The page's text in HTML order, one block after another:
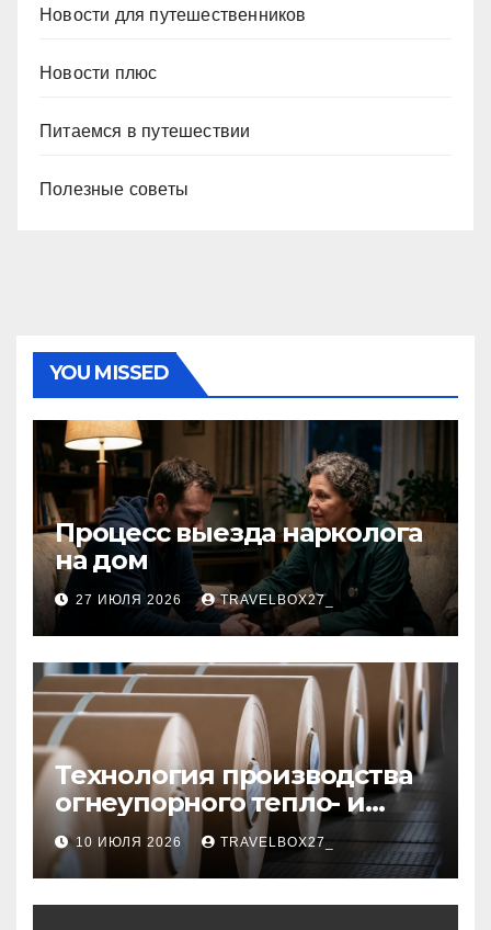
Новости для путешественников
Новости плюс
Питаемся в путешествии
Полезные советы
YOU MISSED
Процесс выезда нарколога
на дом
27 ИЮЛЯ 2026 TRAVELBOX27_
Технология производства
огнеупорного тепло- и
звукоизоляционного
картона из
муллитокремнеземистого
волокна
10 ИЮЛЯ 2026 TRAVELBOX27_